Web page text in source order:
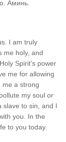
Аминь.
I am truly
me holy, and
Spirit's power
me for allowing
me a strong
my soul or
slave to sin, and I
you. In the
to you today.